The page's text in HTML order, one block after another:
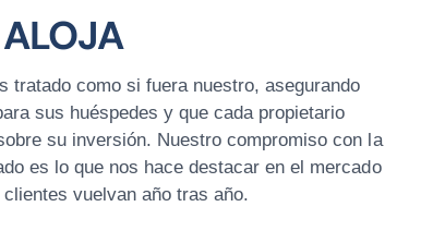
tratado como si fuera nuestro, asegurando
sus huéspedes y que cada propietario
su inversión. Nuestro compromiso con la
es lo que nos hace destacar en el mercado
vuelvan año tras año.